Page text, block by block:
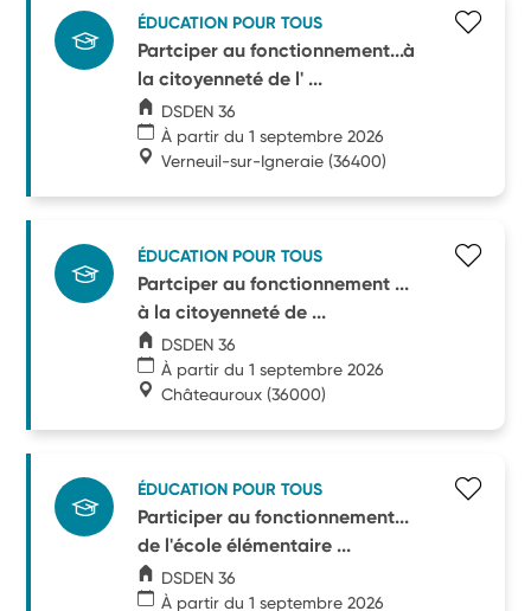
ÉDUCATION POUR TOUS
Partciper au fonctionnement...à
la citoyenneté de l' ...
DSDEN 36
À partir du 1 septembre 2026
Verneuil-sur-Igneraie (36400)
ÉDUCATION POUR TOUS
Partciper au fonctionnement ...
à la citoyenneté de ...
DSDEN 36
À partir du 1 septembre 2026
Châteauroux (36000)
ÉDUCATION POUR TOUS
Participer au fonctionnement...
de l'école élémentaire ...
DSDEN 36
À partir du 1 septembre 2026